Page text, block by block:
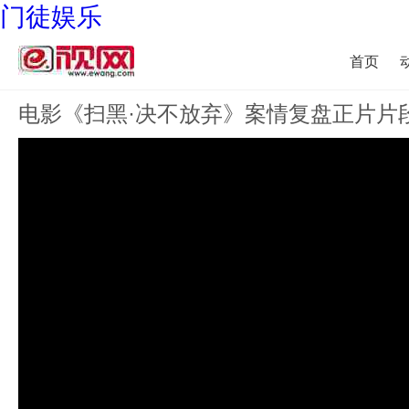
门徒娱乐
首页
电影《扫黑·决不放弃》案情复盘正片片